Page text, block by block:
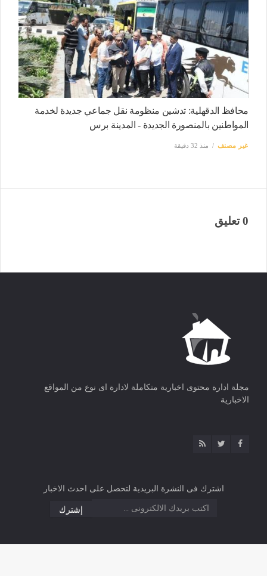
محافظ الدقهلية: تدشين منظومة نقل جماعي جديدة لخدمة
المواطنين بالمنصورة الجديدة - المدينة برس
غير مصنف منذ 32 دقيقة
0 تعليق
مجلة ادارة محتوى اخبارية متكاملة لادارة اى نوع من المواقع
الاخبارية
اشترك فى النشرة البريدية لتحصل على احدث الاخبار